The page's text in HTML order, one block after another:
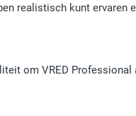
realistisch kunt
om VRED Professional